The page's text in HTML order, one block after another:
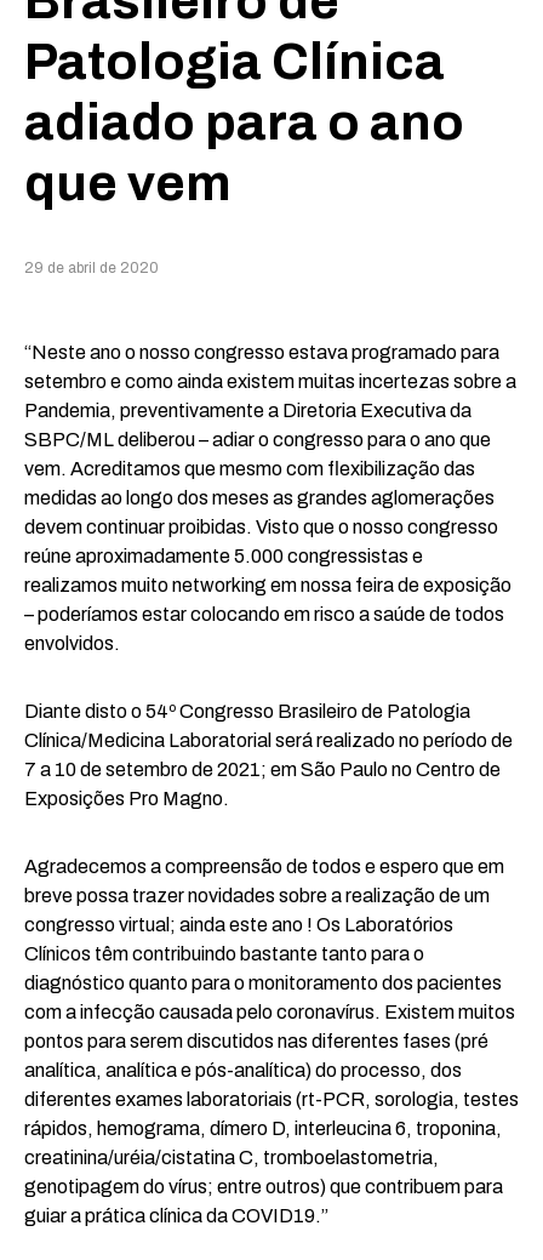
Patologia Clínica
adiado para o ano
que vem
29 de abril de 2020
“Neste ano o nosso congresso estava programado para
setembro e como ainda existem muitas incertezas sobre a
Pandemia, preventivamente a Diretoria Executiva da
SBPC/ML deliberou – adiar o congresso para o ano que
vem. Acreditamos que mesmo com flexibilização das
medidas ao longo dos meses as grandes aglomerações
devem continuar proibidas. Visto que o nosso congresso
reúne aproximadamente 5.000 congressistas e
realizamos muito networking em nossa feira de exposição
– poderíamos estar colocando em risco a saúde de todos
envolvidos.
Diante disto o 54º Congresso Brasileiro de Patologia
Clínica/Medicina Laboratorial será realizado no período de
7 a 10 de setembro de 2021; em São Paulo no Centro de
Exposições Pro Magno.
Agradecemos a compreensão de todos e espero que em
breve possa trazer novidades sobre a realização de um
congresso virtual; ainda este ano ! Os Laboratórios
Clínicos têm contribuindo bastante tanto para o
diagnóstico quanto para o monitoramento dos pacientes
com a infecção causada pelo coronavírus. Existem muitos
pontos para serem discutidos nas diferentes fases (pré
analítica, analítica e pós-analítica) do processo, dos
diferentes exames laboratoriais (rt-PCR, sorologia, testes
rápidos, hemograma, dímero D, interleucina 6, troponina,
creatinina/uréia/cistatina C, tromboelastometria,
genotipagem do vírus; entre outros) que contribuem para
guiar a prática clínica da COVID19.”